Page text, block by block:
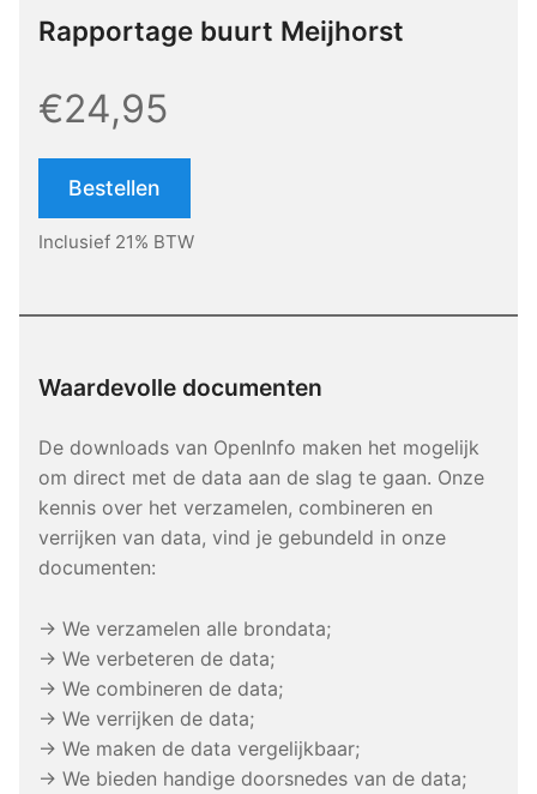
Rapportage buurt Meijhorst
€24,95
Bestellen
Inclusief 21% BTW
Waardevolle documenten
De downloads van OpenInfo maken het mogelijk
om direct met de data aan de slag te gaan. Onze
kennis over het verzamelen, combineren en
verrijken van data, vind je gebundeld in onze
documenten:
→ We verzamelen alle brondata;
→ We verbeteren de data;
→ We combineren de data;
→ We verrijken de data;
→ We maken de data vergelijkbaar;
→ We bieden handige doorsnedes van de data;